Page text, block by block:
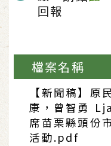
回報
檔案名稱
【新聞稿】原
康，曾智勇
席苗栗縣頭份
活動.pdf